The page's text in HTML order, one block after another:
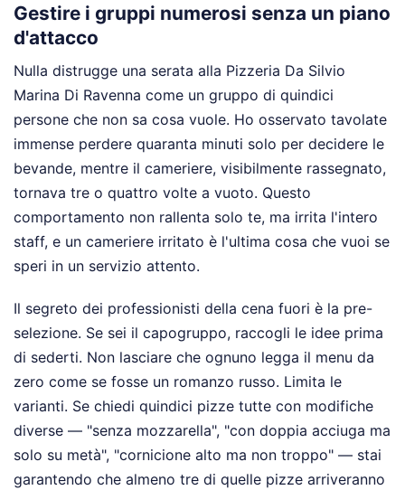
Gestire i gruppi numerosi senza un piano
d'attacco
Nulla distrugge una serata alla Pizzeria Da Silvio
Marina Di Ravenna come un gruppo di quindici
persone che non sa cosa vuole. Ho osservato tavolate
immense perdere quaranta minuti solo per decidere le
bevande, mentre il cameriere, visibilmente rassegnato,
tornava tre o quattro volte a vuoto. Questo
comportamento non rallenta solo te, ma irrita l'intero
staff, e un cameriere irritato è l'ultima cosa che vuoi se
speri in un servizio attento.
Il segreto dei professionisti della cena fuori è la pre-
selezione. Se sei il capogruppo, raccogli le idee prima
di sederti. Non lasciare che ognuno legga il menu da
zero come se fosse un romanzo russo. Limita le
varianti. Se chiedi quindici pizze tutte con modifiche
diverse — "senza mozzarella", "con doppia acciuga ma
solo su metà", "cornicione alto ma non troppo" — stai
garantendo che almeno tre di quelle pizze arriveranno